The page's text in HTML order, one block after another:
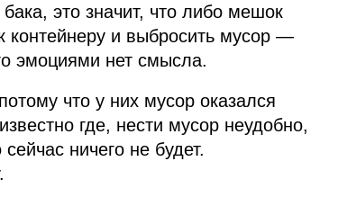
это значит, что либо мешок
контейнеру и выбросить мусор —
эмоциями нет смысла.
что у них мусор оказался
где, нести мусор неудобно,
ничего не будет.